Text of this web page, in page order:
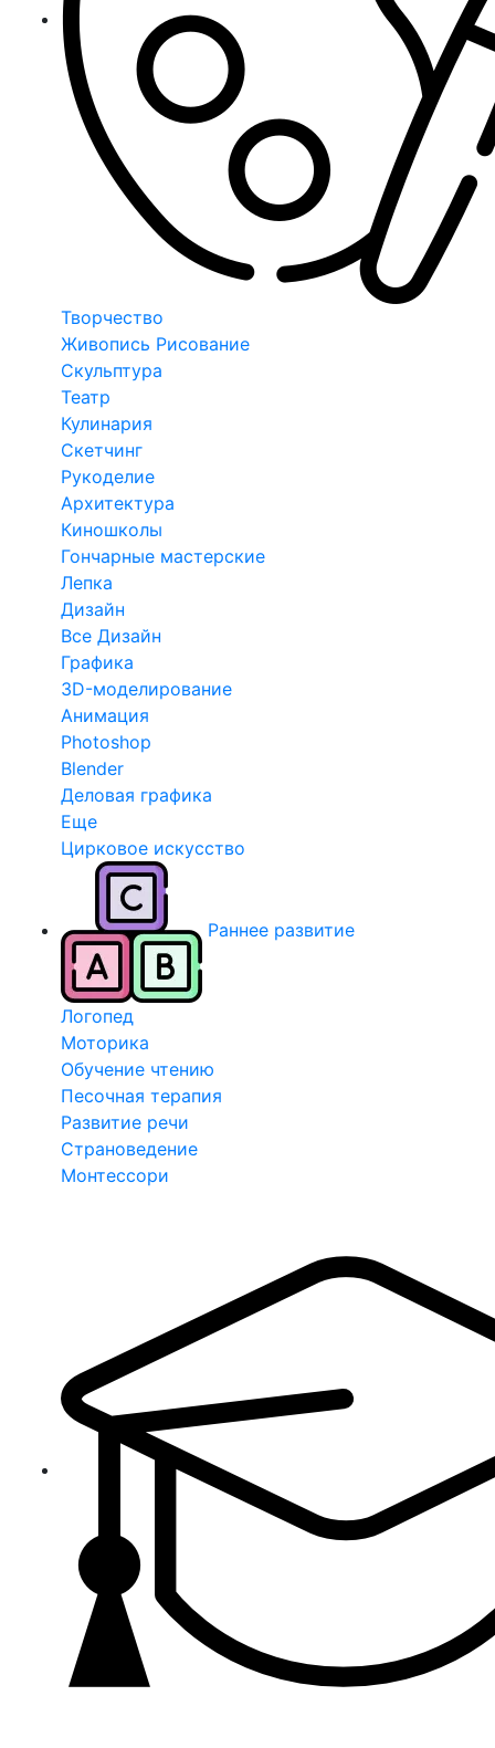
Творчество
Живопись Рисование
Скульптура
Театр
Кулинария
Скетчинг
Рукоделие
Архитектура
Киношколы
Гончарные мастерские
Лепка
Дизайн
Все Дизайн
Графика
3D-моделирование
Анимация
Photoshop
Blender
Деловая графика
Еще
Цирковое искусство
Раннее развитие
Логопед
Моторика
Обучение чтению
Песочная терапия
Развитие речи
Страноведение
Монтессори